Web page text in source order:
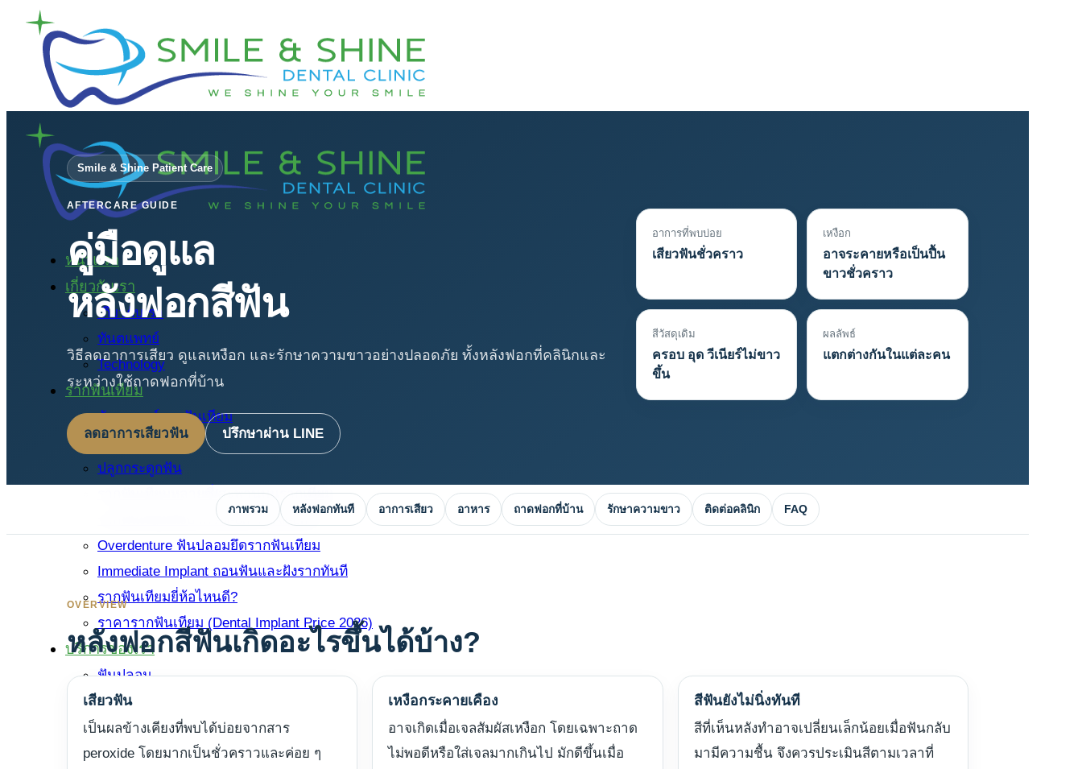
ข้าม
หน้าแรก
เกี่ยวกับเรา
เกี่ยวกับเรา
ทันตแพทย์
Technology
รากฟันเทียม
ทันตแพทย์รากฟันเทียม
รากฟันเทียม
ปลูกกระดูกฟัน
รากฟันเทียมหลายซี่/สะพานบนรากเทียม
รากฟันเทียมทั้งปาก All-on-4 / All-on-6
Overdenture ฟันปลอมยึดรากฟันเทียม
Immediate Implant ถอนฟันและฝังรากทันที
รากฟันเทียมยี่ห้อไหนดี?
ราคารากฟันเทียม (Dental Implant Price 2026)
บริการของเรา
ฟันปลอม
ขูดหินปูน Airflow
ครอบฟัน
สะพานฟัน
Smile & Shine Patient Care
AFTERCARE GUIDE
คู่มือดูแล
หลังฟอกสีฟัน
วิธีลดอาการเสียว ดูแลเหงือก และรักษาความขาวอย่างปลอดภัย ทั้งหลังฟอกที่คลินิกและ
ระหว่างใช้ถาดฟอกที่บ้าน
ลดอาการเสียวฟัน ปรึกษาผ่าน LINE
อาการที่พบบ่อย
เสียวฟันชั่วคราว
เหงือก
อาจระคายหรือเป็นปื้น
ขาวชั่วคราว
สีวัสดุเดิม
ครอบ อุด วีเนียร์ไม่ขาว
ขึ้น
ผลลัพธ์
แตกต่างกันในแต่ละคน
ภาพรวม หลังฟอกทันที อาการเสียว อาหาร ถาดฟอกที่บ้าน รักษาความขาว ติดต่อคลินิก FAQ
OVERVIEW
หลังฟอกสีฟันเกิดอะไรขึ้นได้บ้าง?
เสียวฟัน
เป็นผลข้างเคียงที่พบได้บ่อยจากสาร
peroxide โดยมากเป็นชั่วคราวและค่อย ๆ
เหงือกระคายเคือง
อาจเกิดเมื่อเจลสัมผัสเหงือก โดยเฉพาะถาด
ไม่พอดีหรือใส่เจลมากเกินไป มักดีขึ้นเมื่อ
สีฟันยังไม่นิ่งทันที
สีที่เห็นหลังทำอาจเปลี่ยนเล็กน้อยเมื่อฟันกลับ
มามีความชื้น จึงควรประเมินสีตามเวลาที่